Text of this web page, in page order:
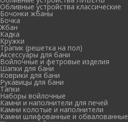
Обливные устройства классические
Бочонки жбаны
Бочка
Жбан
Кадка
Кружки
Трапик (решетка на пол)
Аксессуары для бани
Войлочные и фетровые изделия
Шапки для бани
Коврики для бани
Рукавицы для бани
Тапки
Наборы войлочные
Камни и наполнители для печей
Камни колотые и наполнители
Камни шлифованные и обвалованные